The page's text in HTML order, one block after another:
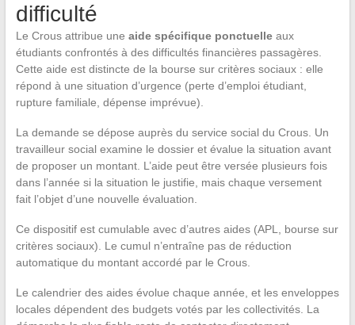
difficulté
Le Crous attribue une aide spécifique ponctuelleaux
étudiants confrontés à des difficultés financières passagères.
Cette aide est distincte de la bourse sur critères sociaux : elle
répond à une situation d’urgence (perte d’emploi étudiant,
rupture familiale, dépense imprévue).
La demande se dépose auprès du service social du Crous. Un
travailleur social examine le dossier et évalue la situation avant
de proposer un montant. L’aide peut être versée plusieurs fois
dans l’année si la situation le justifie, mais chaque versement
fait l’objet d’une nouvelle évaluation.
Ce dispositif est cumulable avec d’autres aides (APL, bourse sur
critères sociaux). Le cumul n’entraîne pas de réduction
automatique du montant accordé par le Crous.
Le calendrier des aides évolue chaque année, et les enveloppes
locales dépendent des budgets votés par les collectivités. La